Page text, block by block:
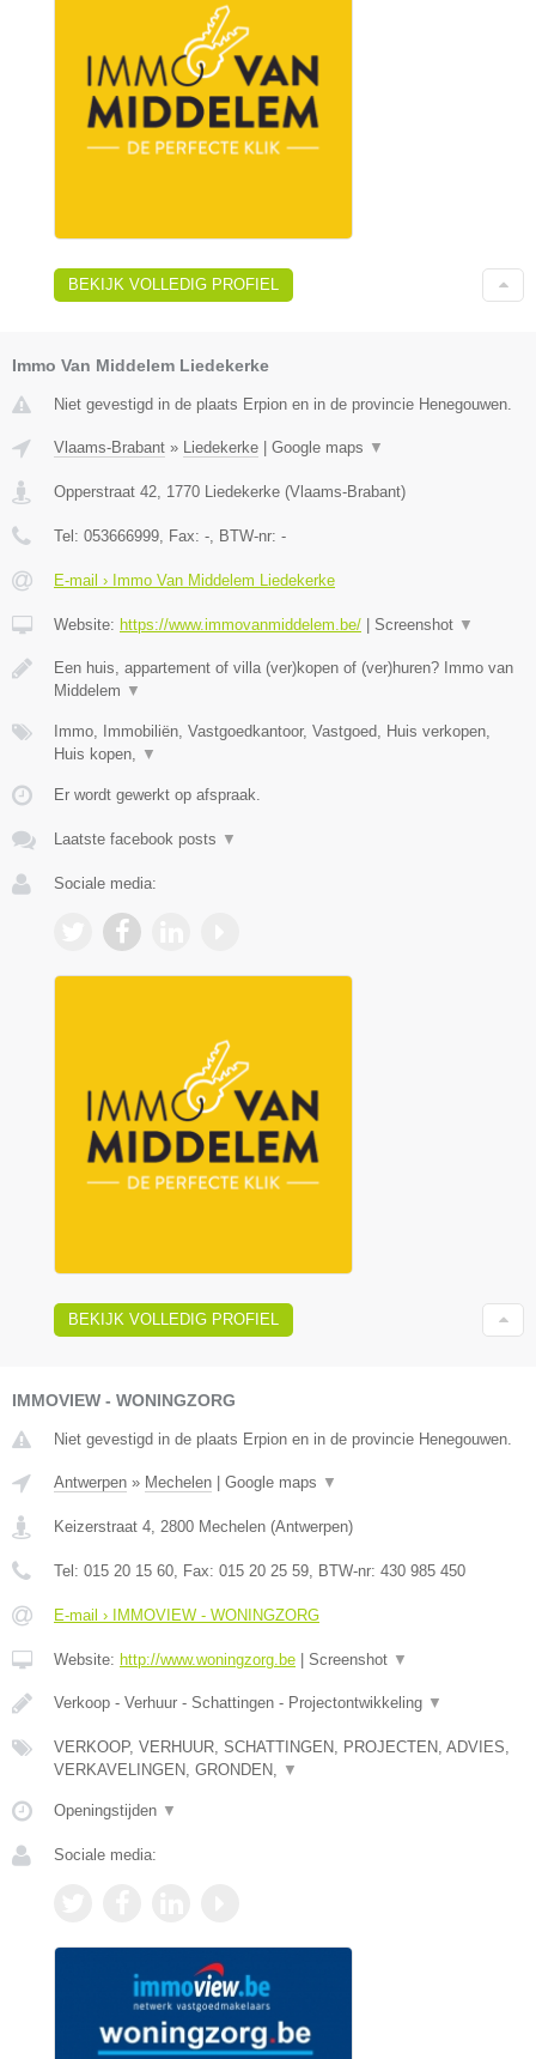
BEKIJK VOLLEDIG PROFIEL
Immo Van Middelem Liedekerke
Niet gevestigd in de plaats Erpion en in de provincie Henegouwen.
Vlaams-Brabant » Liedekerke Google maps ▼
Opperstraat 42 1770 Liedekerke (Vlaams-Brabant)
Tel: 053666999 , Fax: - , BTW-nr: -
E-mail › Immo Van Middelem Liedekerke
Website: https://www.immovanmiddelem.be/ Screenshot ▼
Een huis, appartement of villa (ver)kopen of (ver)huren? Immo van
Middelem ▼
Immo, Immobiliën, Vastgoedkantoor, Vastgoed, Huis verkopen,
Huis kopen,
▼
Er wordt gewerkt op afspraak.
Laatste facebook posts ▼
Sociale media:
BEKIJK VOLLEDIG PROFIEL
IMMOVIEW - WONINGZORG
Niet gevestigd in de plaats Erpion en in de provincie Henegouwen.
Antwerpen » Mechelen Google maps ▼
Keizerstraat 4 2800 Mechelen (Antwerpen)
Tel: 015 20 15 60 , Fax: 015 20 25 59 , BTW-nr: 430 985 450
E-mail › IMMOVIEW - WONINGZORG
Website: http://www.woningzorg.be Screenshot ▼
Verkoop - Verhuur - Schattingen - Projectontwikkeling ▼
VERKOOP, VERHUUR, SCHATTINGEN, PROJECTEN, ADVIES,
VERKAVELINGEN, GRONDEN,
▼
Openingstijden ▼
Sociale media: